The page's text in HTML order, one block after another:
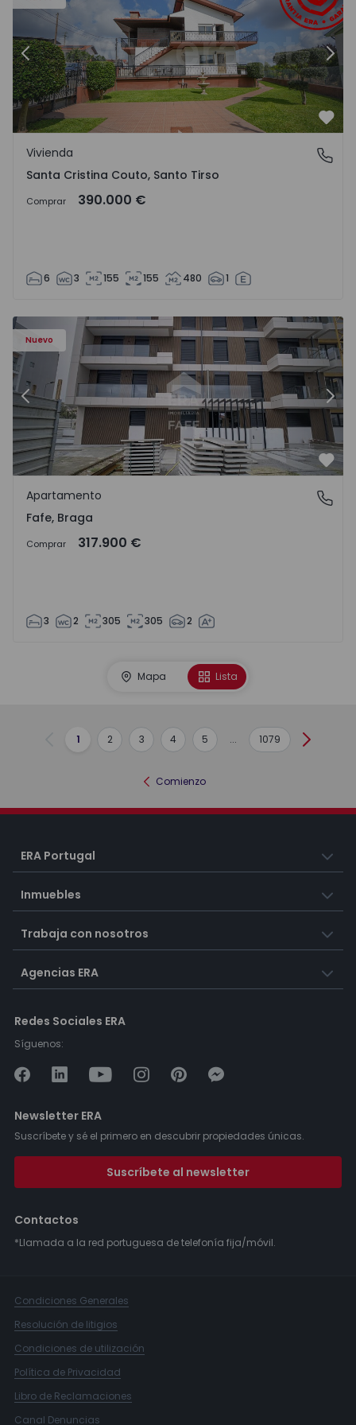
Anterior
Santa Cristina Couto, Santo Tirso
Vivienda
Santa Cristina Couto, Santo Tirso
Comprar 390.000 €
6 3 155 155 480 1
Nuevo
Anterior
Fafe, Braga
Apartamento
Fafe, Braga
Comprar 317.900 €
3 2 305 305 2
Mapa Lista
Anterior
1 2 3 4 5 ... 1079
Comienzo
ERA Portugal
Inmuebles
Trabaja con nosotros
Agencias ERA
Redes Sociales ERA
Síguenos:
Newsletter ERA
Suscríbete y sé el primero en descubrir propiedades únicas.
Suscríbete al newsletter
Contactos
*Llamada a la red portuguesa de telefonía fija/móvil.
Condiciones Generales
Resolución de litigios
Condiciones de utilización
Política de Privacidad
Libro de Reclamaciones
Canal Denuncias